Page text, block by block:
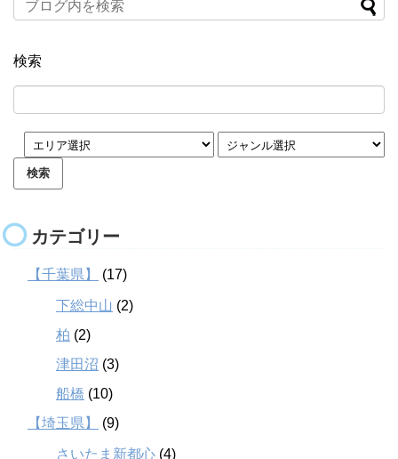
検索
カテゴリー
【千葉県】 (17)
下総中山 (2)
柏 (2)
津田沼 (3)
船橋 (10)
【埼玉県】
(9)
さいたま新都心 (4)